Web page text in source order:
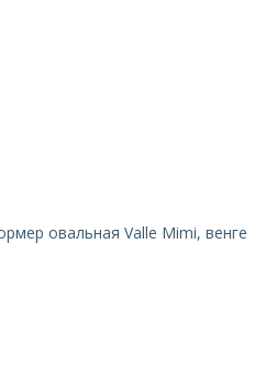
овальная Valle Mimi, венге